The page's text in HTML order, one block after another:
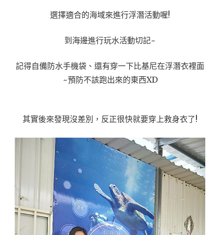
選擇適合的海域來進行浮潛活動喔!
到海邊進行玩水活動切記~
記得自備防水手機袋、還有穿一下比基尼在浮潛衣裡面
~預防不該跑出來的東西XD
其實後來發現沒差別，反正很快就要穿上救身衣了!